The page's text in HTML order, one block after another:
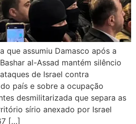
que assumiu Damasco após a
al-Assad mantém silêncio
de Israel contra
país e sobre a ocupação
desmilitarizada que separa as
sírio anexado por Israel
[…]